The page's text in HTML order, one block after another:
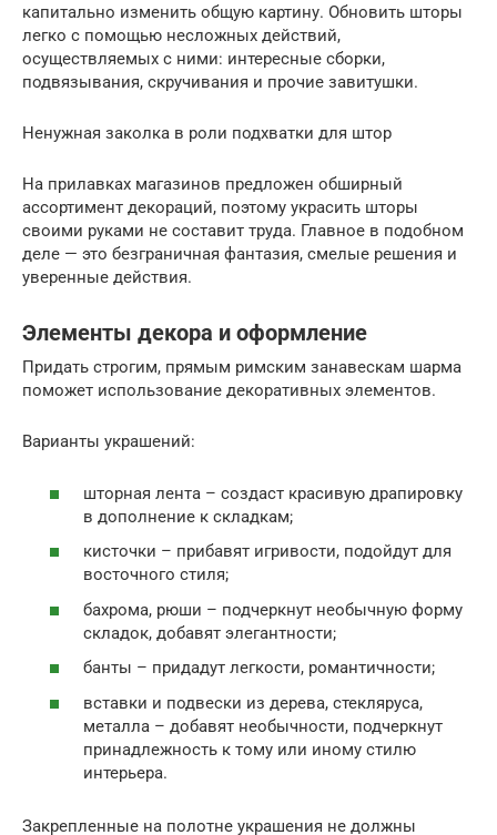
капитально изменить общую картину. Обновить шторы
легко с помощью несложных действий,
осуществляемых с ними: интересные сборки,
подвязывания, скручивания и прочие завитушки.
Ненужная заколка в роли подхватки для штор
На прилавках магазинов предложен обширный
ассортимент декораций, поэтому украсить шторы
своими руками не составит труда. Главное в подобном
деле — это безграничная фантазия, смелые решения и
уверенные действия.
Элементы декора и оформление
Придать строгим, прямым римским занавескам шарма
поможет использование декоративных элементов.
Варианты украшений:
шторная лента – создаст красивую драпировку
в дополнение к складкам;
кисточки – прибавят игривости, подойдут для
восточного стиля;
бахрома, рюши – подчеркнут необычную форму
складок, добавят элегантности;
банты – придадут легкости, романтичности;
вставки и подвески из дерева, стекляруса,
металла – добавят необычности, подчеркнут
принадлежность к тому или иному стилю
интерьера.
Закрепленные на полотне украшения не должны